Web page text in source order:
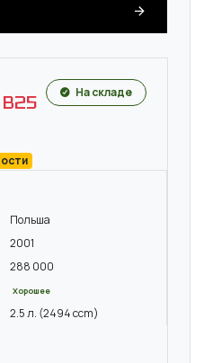
На складе
Польша
2001
288 000
Хорошее
2.5 л. (2494 ccm)